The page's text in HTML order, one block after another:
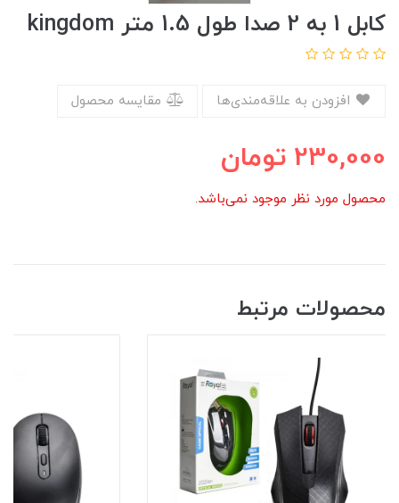
کابل 1 به 2 صدا طول 1.5 متر kingdom
مقایسه محصول
230,000 تومان
محصول مورد نظر موجود نمی‌باشد.
محصولات مرتبط